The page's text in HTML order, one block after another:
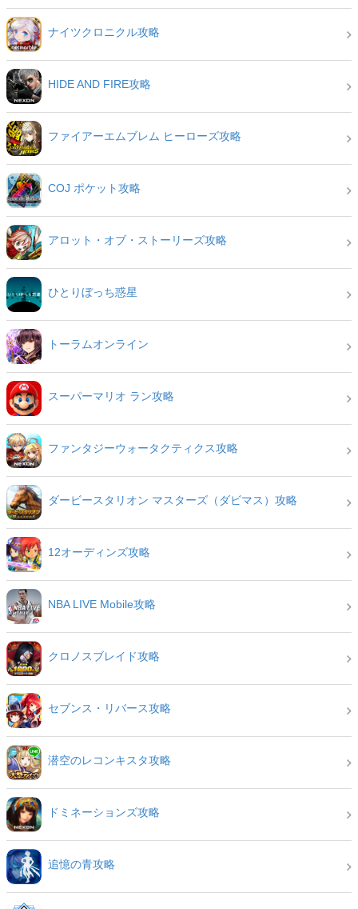
ナイツクロニクル攻略
HIDE AND FIRE攻略
ファイアーエムブレム ヒーローズ攻略
COJ ポケット攻略
アロット・オブ・ストーリーズ攻略
ひとりぼっち惑星
トーラムオンライン
スーパーマリオ ラン攻略
ファンタジーウォータクティクス攻略
ダービースタリオン マスターズ（ダビマス）攻略
12オーディンズ攻略
NBA LIVE Mobile攻略
クロノスブレイド攻略
セブンス・リバース攻略
潜空のレコンキスタ攻略
ドミネーションズ攻略
追憶の青攻略